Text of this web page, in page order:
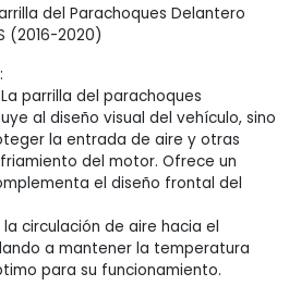
del Parachoques Delantero
(2016-2020)
parrilla del parachoques
al diseño visual del vehículo, sino
la entrada de aire y otras
del motor. Ofrece un
el diseño frontal del
circulación de aire hacia el
a mantener la temperatura
para su funcionamiento.